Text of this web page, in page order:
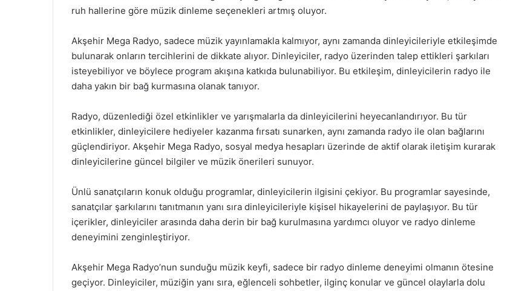
ruh hallerine göre müzik dinleme seçenekleri artmış oluyor.
Akşehir Mega Radyo, sadece müzik yayınlamakla kalmıyor, aynı zamanda dinleyicileriyle etkileşimde
bulunarak onların tercihlerini de dikkate alıyor. Dinleyiciler, radyo üzerinden talep ettikleri şarkıları
isteyebiliyor ve böylece program akışına katkıda bulunabiliyor. Bu etkileşim, dinleyicilerin radyo ile
daha yakın bir bağ kurmasına olanak tanıyor.
Radyo, düzenlediği özel etkinlikler ve yarışmalarla da dinleyicilerini heyecanlandırıyor. Bu tür
etkinlikler, dinleyicilere hediyeler kazanma fırsatı sunarken, aynı zamanda radyo ile olan bağlarını
güçlendiriyor. Akşehir Mega Radyo, sosyal medya hesapları üzerinde de aktif olarak iletişim kurarak
dinleyicilerine güncel bilgiler ve müzik önerileri sunuyor.
Ünlü sanatçıların konuk olduğu programlar, dinleyicilerin ilgisini çekiyor. Bu programlar sayesinde,
sanatçılar şarkılarını tanıtmanın yanı sıra dinleyicileriyle kişisel hikayelerini de paylaşıyor. Bu tür
içerikler, dinleyiciler arasında daha derin bir bağ kurulmasına yardımcı oluyor ve radyo dinleme
deneyimini zenginleştiriyor.
Akşehir Mega Radyo’nun sunduğu müzik keyfi, sadece bir radyo dinleme deneyimi olmanın ötesine
geçiyor. Dinleyiciler, müziğin yanı sıra, eğlenceli sohbetler, ilginç konular ve güncel olaylarla dolu